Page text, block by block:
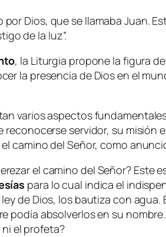
por Dios, que se llamaba Juan.
de la luz”.
, la Liturgia propone la figura de
la presencia de Dios en el
varios aspectos
reconocerse servidor, su misión
camino del Señor, como
el camino del Señor? Este
para lo cual indica el
de Dios, los bautiza con
podía absolverlos en su
ni el profeta?